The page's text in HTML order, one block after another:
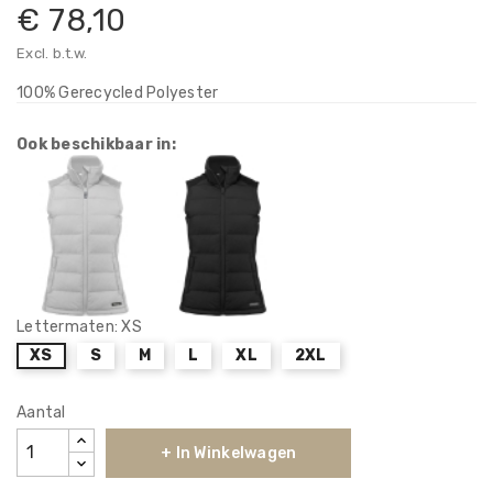
€ 78,10
Excl. b.t.w.
100% Gerecycled Polyester
Ook beschikbaar in:
Lettermaten: XS
XS
S M L XL 2XL
Aantal
+ In Winkelwagen